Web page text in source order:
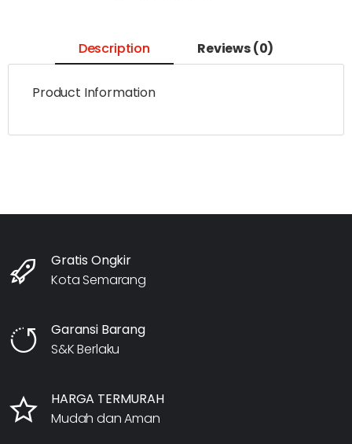
Description Reviews (0)
Product Information
Gratis Ongkir
Kota Semarang
Garansi Barang
S&K Berlaku
HARGA TERMURAH
Mudah dan Aman